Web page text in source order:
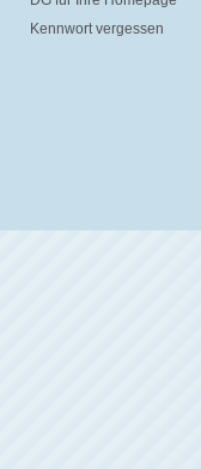
Kennwort vergessen